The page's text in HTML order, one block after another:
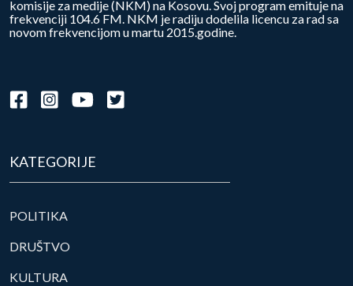
komisije za medije (NKM) na Kosovu. Svoj program emituje na
frekvenciji 104.6 FM. NKM je radiju dodelila licencu za rad sa
novom frekvencijom u martu 2015.godine.
KATEGORIJE
POLITIKA
DRUŠTVO
KULTURA